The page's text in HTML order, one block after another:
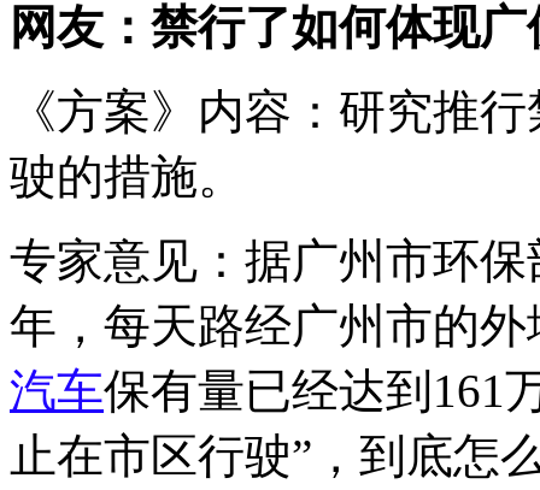
网友：禁行了如何体现
《方案》内容：研究推
驶的措施。
专家意见：据广州市环
年，每天路经广州市的
汽车保有量已经达到161
止在市区行驶”，到底怎